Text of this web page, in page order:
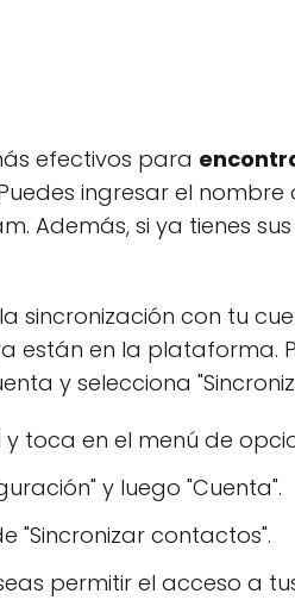
efectivos para
ingresar el
Además, si ya tienes
sincronización con tu
están en la plataforma.
y selecciona
toca en el menú de
y luego "Cuenta".
"Sincronizar contactos".
permitir el acceso a